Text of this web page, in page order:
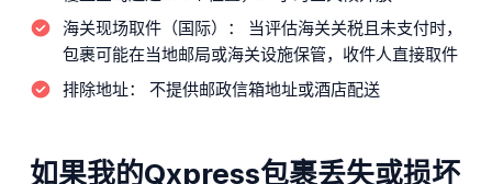
海关现场取件（国际）：
当评估海关关税且未支付时，
包裹可能在当地邮局或海关设施保管，收件人直接取件
排除地址：
不提供邮政信箱地址或酒店配送
如果我的Qxpress包裹丢失或损坏